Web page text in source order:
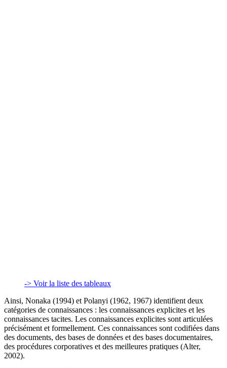
-> Voir la liste des tableaux
Ainsi, Nonaka (1994) et Polanyi (1962, 1967) identifient deux
catégories de connaissances : les connaissances explicites et les
connaissances tacites. Les connaissances explicites sont articulées
précisément et formellement. Ces connaissances sont codifiées dans
des documents, des bases de données et des bases documentaires,
des procédures corporatives et des meilleures pratiques (Alter,
2002).